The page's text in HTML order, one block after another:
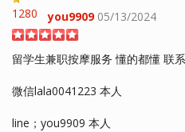
1280 you9909 05/13/2024
留学生兼职按摩服务 懂的都懂 联
微信lala0041223 本人
line；you9909 本人